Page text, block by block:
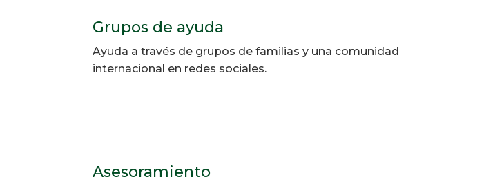
Grupos de ayuda
Ayuda a través de grupos de familias y una comunidad
internacional en redes sociales.
Asesoramiento